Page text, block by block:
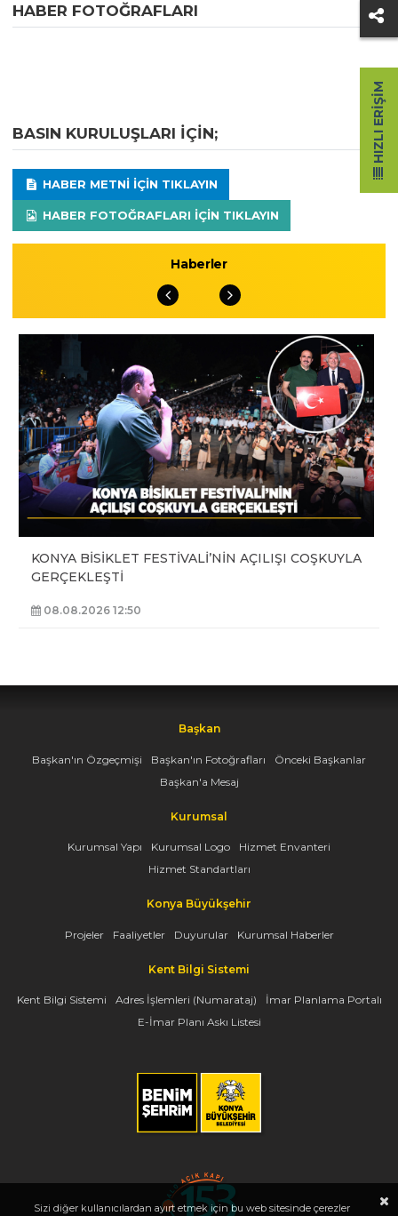
HABER FOTOĞRAFLARI
BASIN KURULUŞLARI IÇIN;
HABER METNI IÇIN TIKLAYIN
HABER FOTOĞRAFLARI IÇIN TIKLAYIN
Haberler
KONYA BİSİKLET FESTİVALİ’NİN AÇILIŞI COŞKUYLA
GERÇEKLEŞTİ
08.08.2026 12:50
Başkan
Başkan'ın Özgeçmişi Başkan'ın Fotoğrafları
Önceki Başkanlar
Başkan'a Mesaj
Kurumsal
Kurumsal Yapı Kurumsal Logo
Hizmet Envanteri
Hizmet Standartları
Konya Büyükşehir
Projeler Faaliyetler Duyurular Kurumsal Haberler
Kent Bilgi Sistemi
Kent Bilgi Sistemi Adres İşlemleri (Numarataj)
İmar Planlama Portalı
E-İmar Planı Askı Listesi
HIZLI ERIŞIM
Sizi diğer kullanıcılardan ayırt etmek için bu web sitesinde çerezler